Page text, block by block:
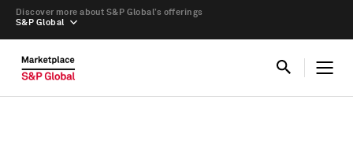
S&P Global
Discover more about S&P Global’s offerings